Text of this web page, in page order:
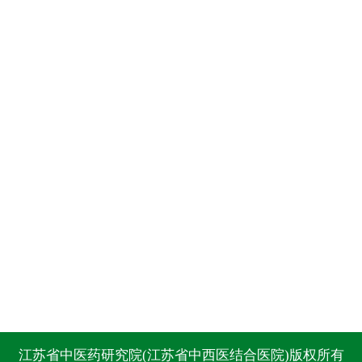
江苏省中医药研究院(江苏省中西医结合医院)版权所有